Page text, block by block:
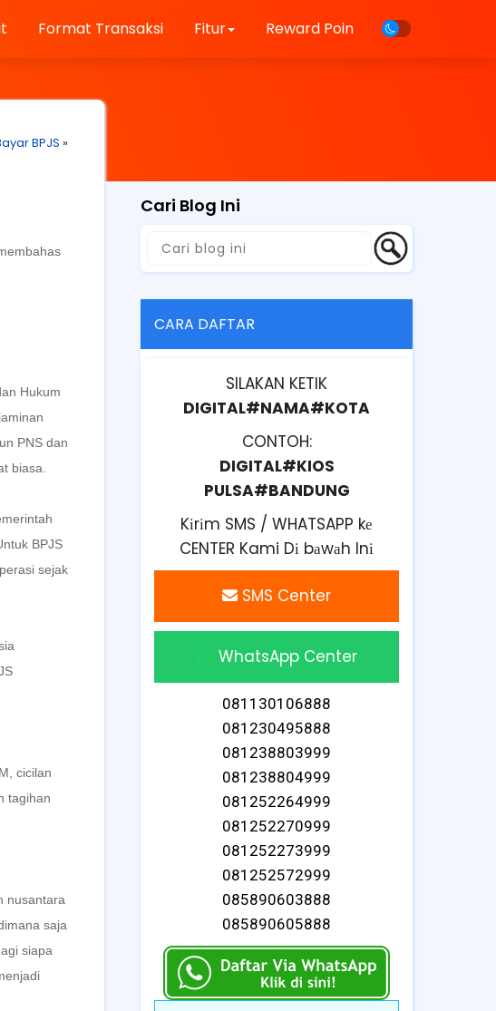
Format Transaksi Fitur Reward Poin
BPJS »
Hukum
PNS dan
biasa.
BPJS
sejak
cicilan
tagihan
nusantara
saja
siapa
Cari Blog Ini
CARA DAFTAR
SILAKAN KETIK
DIGITAL#NAMA#KOTA
CONTOH:
DIGITAL#KIOS
PULSA#BANDUNG
Kіrіm SMS / WHATSAPP kе
CENTER Kami Dі bаwаh Inі
SMS Center
WhatsApp Center
081130106888
081230495888
081238803999
081238804999
081252264999
081252270999
081252273999
081252572999
085890603888
085890605888